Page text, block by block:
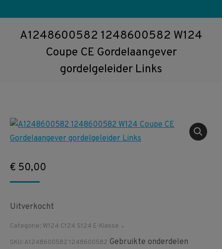
A1248600582 1248600582 W124
Coupe CE Gordelaangever
gordelgeleider Links
€ 50,00
Uitverkocht
Categorie: W124 C124 S124 E-Klasse
SKU:A1248600582 1248600582 Gebruikte onderdelen